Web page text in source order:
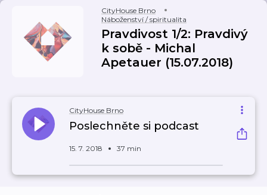
CityHouse Brno
Náboženství / spiritualita
Pravdivost 1/2: Pravdivý
k sobě - Michal
Apetauer (15.07.2018)
CityHouse Brno
Poslechněte si podcast
15. 7. 2018 37 min